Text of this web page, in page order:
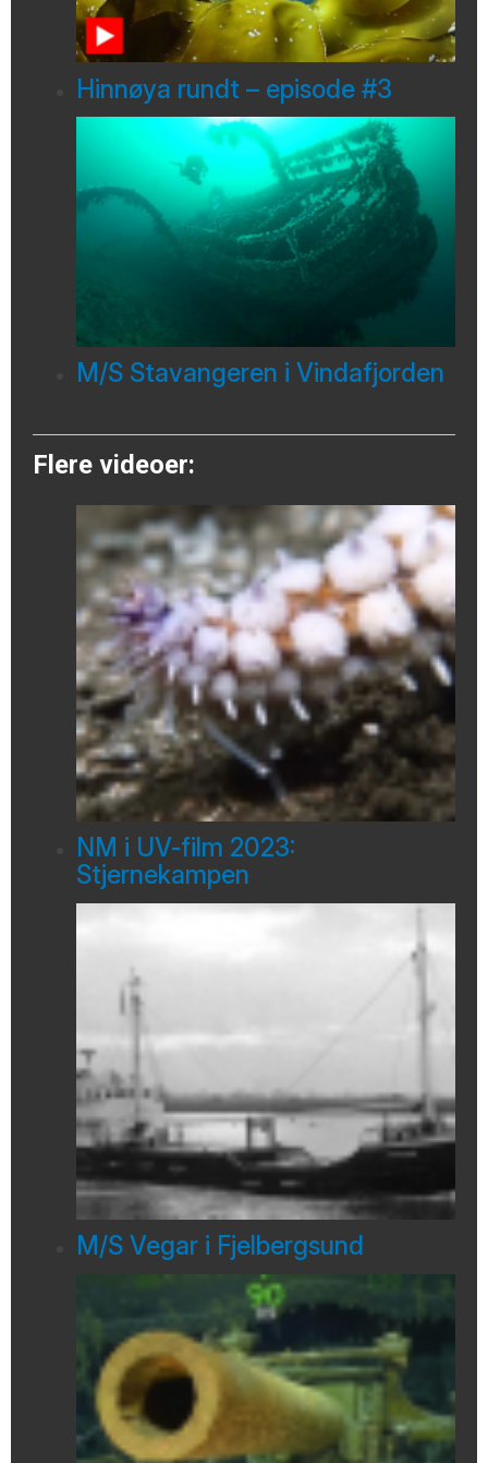
Hinnøya rundt – episode #3
M/S Stavangeren i Vindafjorden
Flere videoer:
NM i UV-film 2023:
Stjernekampen
M/S Vegar i Fjelbergsund